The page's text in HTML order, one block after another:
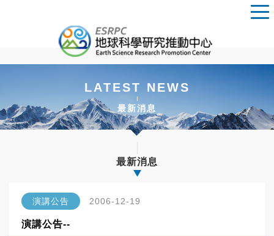
LATEST NEWS
最新消息
最新消息
演講公告 2006-12-19
演講公告--